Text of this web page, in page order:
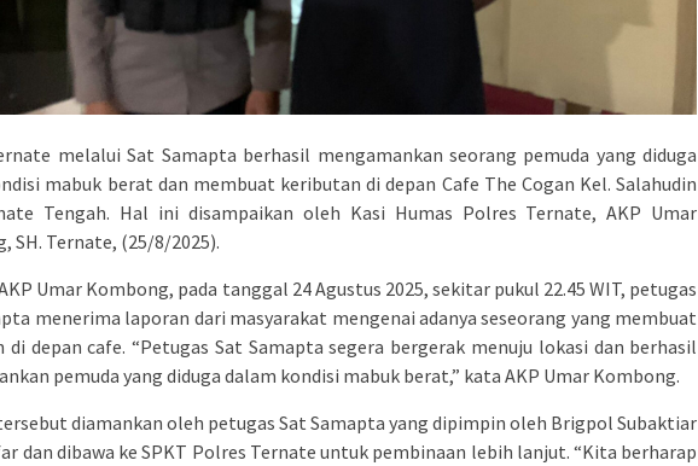
melalui Sat Samapta berhasil mengamankan seorang pemuda yang diduga
mabuk berat dan membuat keributan di depan Cafe The Cogan Kel. Salahudin
Tengah. Hal ini disampaikan oleh Kasi Humas Polres Ternate, AKP Umar
SH. Ternate, (25/8/2025).
Umar Kombong, pada tanggal 24 Agustus 2025, sekitar pukul 22.45 WIT, petugas
menerima laporan dari masyarakat mengenai adanya seseorang yang membuat
di depan cafe. “Petugas Sat Samapta segera bergerak menuju lokasi dan berhasil
pemuda yang diduga dalam kondisi mabuk berat,” kata AKP Umar Kombong.
diamankan oleh petugas Sat Samapta yang dipimpin oleh Brigpol Subaktiar
dan dibawa ke SPKT Polres Ternate untuk pembinaan lebih lanjut. “Kita berharap